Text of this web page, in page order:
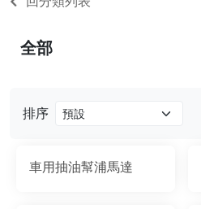
排序
車用抽油幫浦馬達
全部